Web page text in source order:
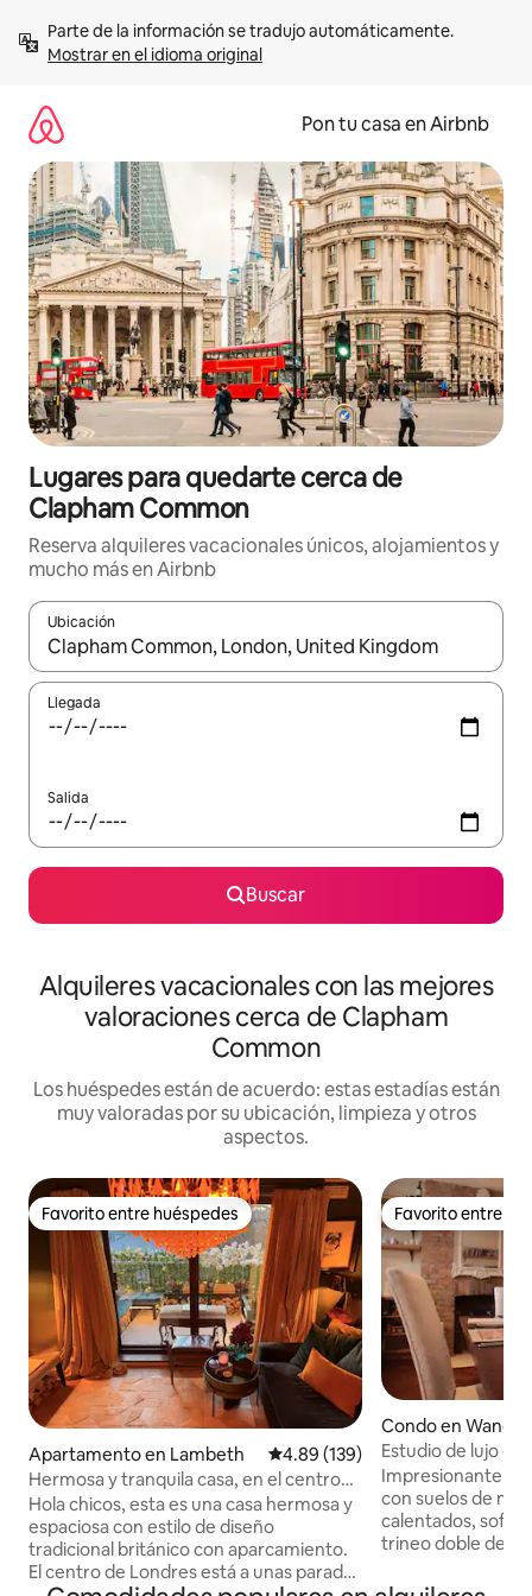
contenidoMostrar en el idioma original
Pon tu casa en Airbnb
Lugares para quedarte cerca de
Clapham Common
Reserva alquileres vacacionales únicos, alojamientos y
mucho más en Airbnb
Ubicación
Cuando los resultados estén disponibles, navega con las
Llegada
Salida
Buscar
Alquileres vacacionales con las mejores
valoraciones cerca de Clapham
Common
Los huéspedes están de acuerdo: estas estadías están
muy valoradas por su ubicación, limpieza y otros
aspectos.
Favorito entre huéspedes
Favorito entre huéspedes
Apartamento en Lambeth Calificación promedio: 4.89 de
4.89 (139)
Hermosa y tranquila casa, en el centro
de Londres a pocas paradas
Hola chicos, esta es una casa hermosa y
espaciosa con estilo de diseño
tradicional británico con aparcamiento.
El centro de Londres está a unas paradas
Favorito entre
Favorito entre
Condo en
Estudio de lujo
abierto, cerca de
Impresionante y
con suelos de
calentados, sofá
trineo doble de
principal sobre